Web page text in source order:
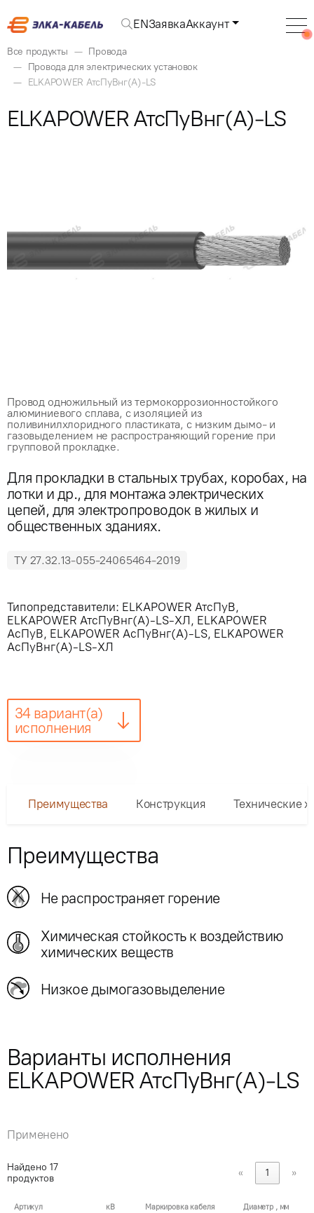
ENЗаявкаАккаунт
Все продукты
Провода
Провода для электрических установок
ELKAPOWER АтсПуВнг(А)-LS
Провод одножильный из термокоррозионностойкого
алюминиевого сплава, с изоляцией из
поливинилхлоридного пластиката, с низким дымо- и
газовыделением не распространяющий горение при
групповой прокладке.
Для прокладки в стальных трубах, коробах, на
лотки и др., для монтажа электрических
цепей, для электропроводок в жилых и
общественных зданиях.
ТУ 27.32.13-055-24065464-2019
Типопредставители: ELKAPOWER АтсПуВ,
ELKAPOWER АтсПуВнг(А)-LS-ХЛ, ELKAPOWER
АсПуВ, ELKAPOWER АсПуВнг(А)-LS, ELKAPOWER
АсПуВнг(А)-LS-ХЛ
34 вариант(а)
исполнения
ELKAPOWER АтсПуВнг(А)-LS
Преимущества Конструкция Технические
Преимущества
Не распространяет горение
Химическая стойкость к воздействию
химических веществ
Низкое дымогазовыделение
Варианты исполнения
ELKAPOWER АтсПуВнг(А)-LS
Применено
Найдено 17
продуктов
« 1 »
Артикул кВ Маркировка кабеля Диаметр , мм